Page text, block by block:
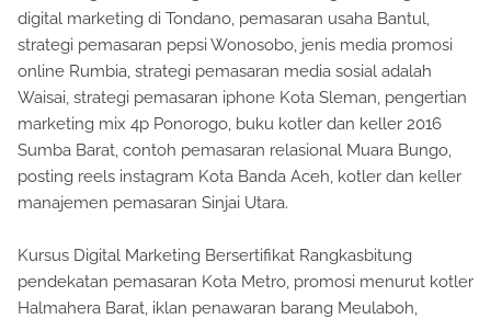
digital marketing di Tondano, pemasaran usaha Bantul,
strategi pemasaran pepsi Wonosobo, jenis media promosi
online Rumbia, strategi pemasaran media sosial adalah
Waisai, strategi pemasaran iphone Kota Sleman, pengertian
marketing mix 4p Ponorogo, buku kotler dan keller 2016
Sumba Barat, contoh pemasaran relasional Muara Bungo,
posting reels instagram Kota Banda Aceh, kotler dan keller
manajemen pemasaran Sinjai Utara.
Kursus Digital Marketing Bersertifikat Rangkasbitung
pendekatan pemasaran Kota Metro, promosi menurut kotler
Halmahera Barat, iklan penawaran barang Meulaboh,